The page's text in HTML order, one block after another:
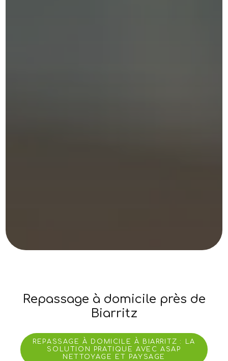
Repassage à domicile près de
Biarritz
REPASSAGE À DOMICILE À BIARRITZ : LA
SOLUTION PRATIQUE AVEC ASAP
NETTOYAGE ET PAYSAGE